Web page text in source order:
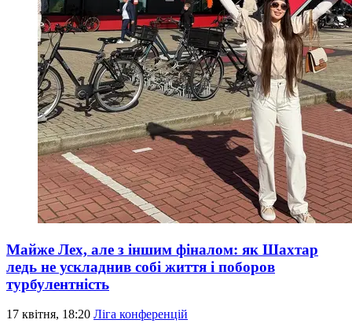
Майже Лех, але з іншим фіналом: як Шахтар
ледь не ускладнив собі життя і поборов
турбулентність
17 квітня, 18:20 Ліга конференцій